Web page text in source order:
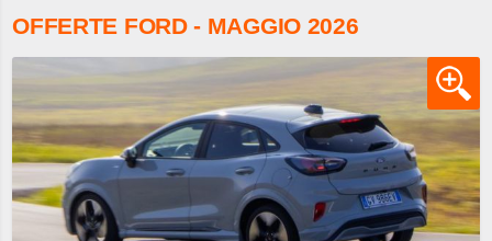
OFFERTE FORD - MAGGIO 2026